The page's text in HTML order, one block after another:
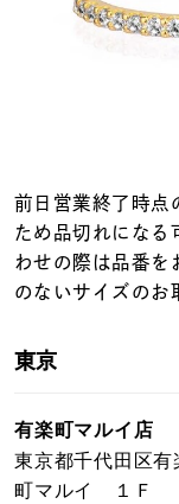
前日営業終了時点
ため品切れになる
わせの際は品番を
のないサイズのお
東京
有楽町マルイ店
東京都千代田区
町マルイ １Ｆ